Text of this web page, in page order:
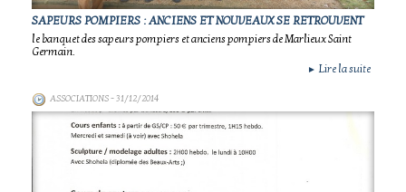
SAPEURS POMPIERS : ANCIENS ET NOUVEAUX SE RETROUVENT
le banquet des sapeurs pompiers et anciens pompiers de Marlieux Saint
Germain.
► Lire la suite
ASSOCIATIONS- 31/12/2014